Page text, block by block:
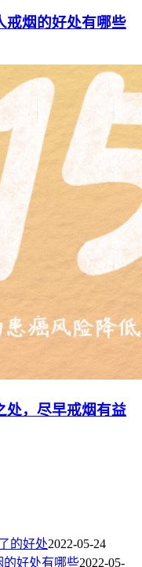
戒烟的好处有哪些
处，尽早戒烟有益
的好处2022-05-24
的好处有哪些2022-05-